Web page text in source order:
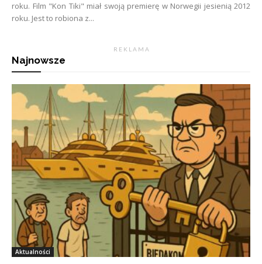
roku. Film "Kon Tiki" miał swoją premierę w Norwegii jesienią 2012
roku. Jest to robiona z...
R E K L A M A
Najnowsze
Aktualności